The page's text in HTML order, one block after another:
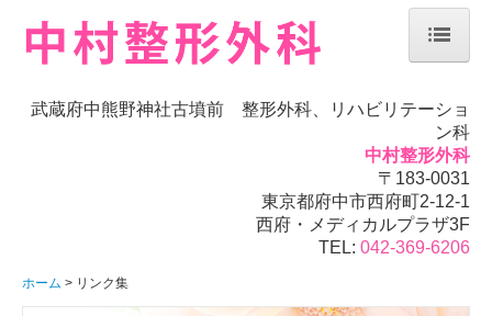
リハビリテーション
武蔵府中熊野神社古墳前 整形外科、リハビリテーショ
ン科
中村整形外科
〒183-0031
東京都府中市西府町2-12-1
西府・メディカルプラザ3F
TEL: 042-369-6206
ホーム リンク集